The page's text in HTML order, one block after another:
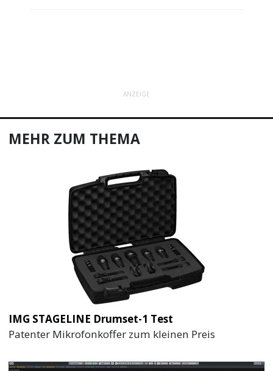
ANZEIGE
MEHR ZUM THEMA
IMG STAGELINE Drumset-1 Test
Patenter Mikrofonkoffer zum kleinen Preis